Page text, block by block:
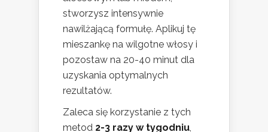
stworzysz intensywnie
nawilżającą formułę. Aplikuj tę
mieszankę na wilgotne włosy i
pozostaw na 20-40 minut dla
uzyskania optymalnych
rezultatów.
Zaleca się korzystanie z tych
metod 2-3 razy w tygodniu